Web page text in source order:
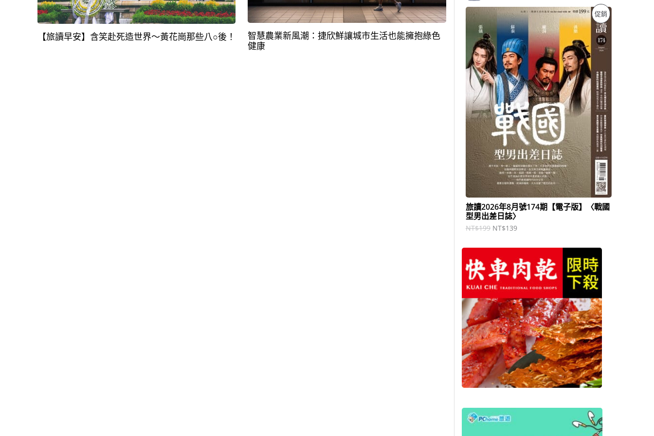
【旅讀早安】含笑赴死造世界～黃花崗那些八○後！
智慧農業新風潮：捷欣鮮讓城市生活也能擁抱綠色
健康
促銷 特
商
旅讀2026年8月號174期【電子版】〈戰國
型男出差日誌〉
NT$199
原
始
價
格
：
N
T
$
1
9
9
。
NT$139
目
前
價
格
：
N
T
$
1
3
9
。